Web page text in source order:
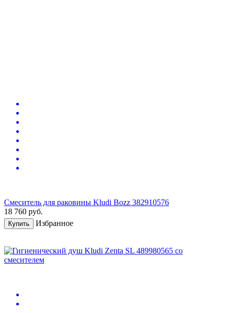
Смеситель для раковины Kludi Bozz 382910576
18 760 руб.
Купить Избранное